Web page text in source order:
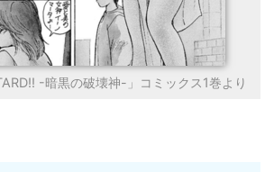
-暗黒の破壊神-」コミックス1巻より